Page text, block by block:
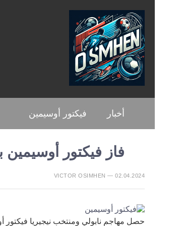
أخبار فيكتور أوسيمين
فاز فيكتور
VICTOR OSIMHEN — 02.04.2024
حصل مهاجم نابولي ومنتخب نيجيريا فيكتور